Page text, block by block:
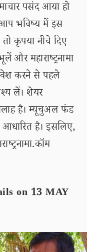
पसंद आया हो
भविष्य में इस
कृपया नीचे दिए
और महाराष्ट्रनामा
करने से पहले
लें। शेयर
है। म्यूचुअल फंड
है। इसलिए,
on 13 MAY